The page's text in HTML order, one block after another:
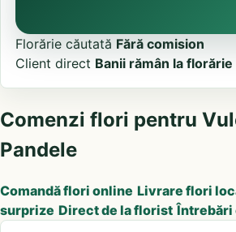
Florărie căutată Fără comision
Client direct Banii rămân la florărie
Comenzi flori pentru
Pandele
Comandă flori online Livrare flori
surprize Direct de la florist Întrebări